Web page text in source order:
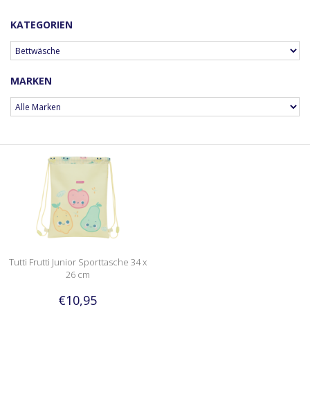
KATEGORIEN
MARKEN
Tutti Frutti Junior Sporttasche 34 x
26 cm
€10,95